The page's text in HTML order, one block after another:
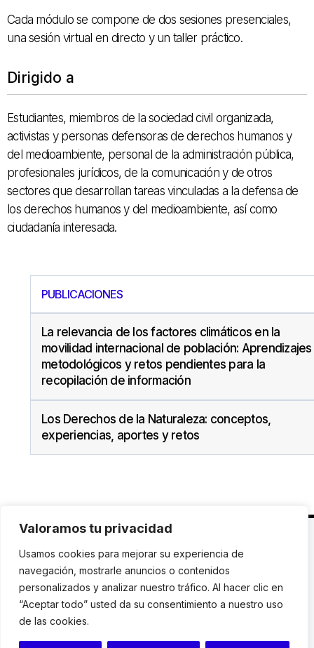
Valoramos tu privacidad
Usamos cookies para mejorar su experiencia de
navegación, mostrarle anuncios o contenidos
personalizados y analizar nuestro tráfico. Al hacer clic en
“Aceptar todo” usted da su consentimiento a nuestro uso
de las cookies.
Cada módulo se compone de dos sesiones presenciales,
una sesión virtual en directo y un taller práctico.
Dirigido a
Estudiantes, miembros de la sociedad civil organizada,
activistas y personas defensoras de derechos humanos y
del medioambiente, personal de la administración pública,
profesionales jurídicos, de la comunicación y de otros
sectores que desarrollan tareas vinculadas a la defensa de
los derechos humanos y del medioambiente, así como
ciudadanía interesada.
PUBLICACIONES
La relevancia de los factores climáticos en la
movilidad internacional de población: Aprendizajes
metodológicos y retos pendientes para la
recopilación de información
Los Derechos de la Naturaleza: conceptos,
experiencias, aportes y retos
C. Avinyó 44, 2n | 08002 Barcelona |
T.: +34 93
119 03 72|institut@idhc.org
© Institut de Drets Humans de Catalunya.
Aviso legal|Cookies|Contacto